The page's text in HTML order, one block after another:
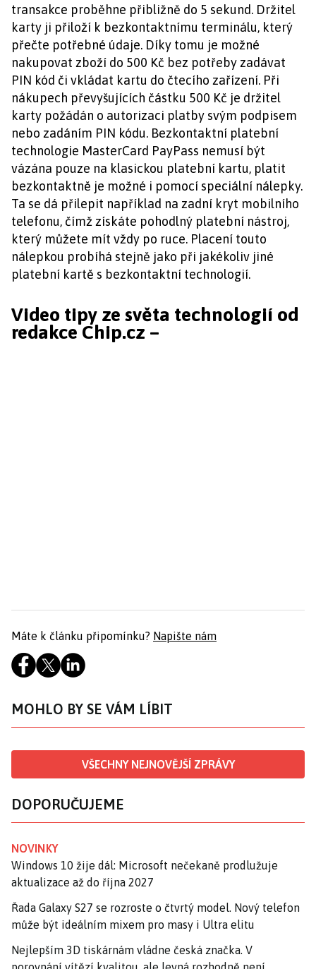
transakce proběhne přibližně do 5 sekund. Držitel
karty ji přiloží k bezkontaktnímu terminálu, který
přečte potřebné údaje. Díky tomu je možné
nakupovat zboží do 500 Kč bez potřeby zadávat
PIN kód či vkládat kartu do čtecího zařízení. Při
nákupech převyšujících částku 500 Kč je držitel
karty požádán o autorizaci platby svým podpisem
nebo zadáním PIN kódu. Bezkontaktní platební
technologie MasterCard PayPass nemusí být
vázána pouze na klasickou platební kartu, platit
bezkontaktně je možné i pomocí speciální nálepky.
Ta se dá přilepit například na zadní kryt mobilního
telefonu, čímž získáte pohodlný platební nástroj,
který můžete mít vždy po ruce. Placení touto
nálepkou probíhá stejně jako při jakékoliv jiné
platební kartě s bezkontaktní technologií.
Video tipy ze světa technologií od
redakce Chip.cz –
Máte k článku připomínku? Napište nám
MOHLO BY SE VÁM LÍBIT
VŠECHNY NEJNOVĚJŠÍ ZPRÁVY
DOPORUČUJEME
NOVINKY
Windows 10 žije dál: Microsoft nečekaně prodlužuje
aktualizace až do října 2027
Řada Galaxy S27 se rozroste o čtvrtý model. Nový telefon
může být ideálním mixem pro masy i Ultra elitu
Nejlepším 3D tiskárnám vládne česká značka. V